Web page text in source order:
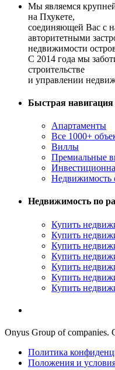
Мы являемся
на Пхукете,
соединяющей Вас с
авторитетными
недвижимости
С 2014 года мы
строительстве
и управлении
Быстрая навигация
Апартаменты
Все 1000+
Виллы
Премиальные
Недвижимость
Недвижимость по
Купить
Купить
Купить
Купить
Купить
Купить
Купить
Onyus Group of companies.
Политика
Положения и